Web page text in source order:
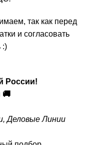
так как перед
и согласовать
:)
России!
🚚
Деловые Линии